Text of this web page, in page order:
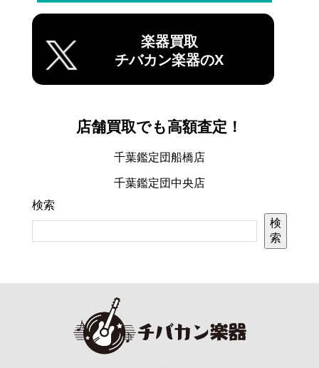
楽器買取
チバカン楽器のX
店舗買取でも高額査定！
千葉鑑定団船橋店
千葉鑑定団中央店
検索
検
索